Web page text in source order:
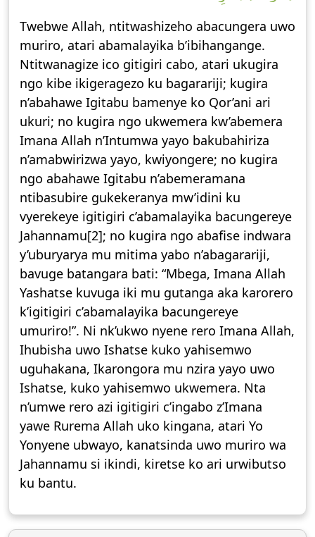
Twebwe Allah, ntitwashizeho abacungera uwo
muriro, atari abamalayika b’ibihangange.
Ntitwanagize ico gitigiri cabo, atari ukugira
ngo kibe ikigeragezo ku bagarariji; kugira
n’abahawe Igitabu bamenye ko Qor’ani ari
ukuri; no kugira ngo ukwemera kw’abemera
Imana Allah n’Intumwa yayo bakubahiriza
n’amabwirizwa yayo, kwiyongere; no kugira
ngo abahawe Igitabu n’abemeramana
ntibasubire gukekeranya mw’idini ku
vyerekeye igitigiri c’abamalayika bacungereye
Jahannamu[2]; no kugira ngo abafise indwara
y’uburyarya mu mitima yabo n’abagarariji,
bavuge batangara bati: “Mbega, Imana Allah
Yashatse kuvuga iki mu gutanga aka karorero
k’igitigiri c’abamalayika bacungereye
umuriro!”. Ni nk’ukwo nyene rero Imana Allah,
Ihubisha uwo Ishatse kuko yahisemwo
uguhakana, Ikarongora mu nzira yayo uwo
Ishatse, kuko yahisemwo ukwemera. Nta
n’umwe rero azi igitigiri c’ingabo z’Imana
yawe Rurema Allah uko kingana, atari Yo
Yonyene ubwayo, kanatsinda uwo muriro wa
Jahannamu si ikindi, kiretse ko ari urwibutso
ku bantu.